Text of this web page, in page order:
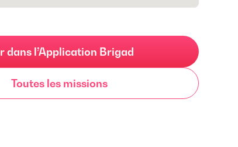
dans l’Application Brigad
Toutes les missions